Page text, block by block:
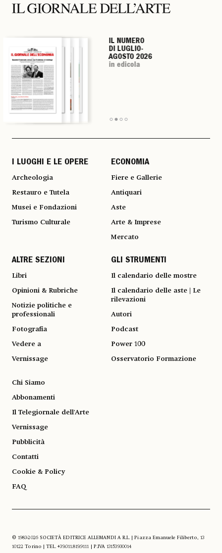
IL NUMERO
DI LUGLIO-
AGOSTO 2026
in edicola
IL NUMERO
DI LUGLIO-
AGOSTO 2026
in edicola
IL NUMERO
DI LUGLIO-
AGOSTO 2026
in edicola
IL NUMERO
DI LUGLIO-
AGOSTO 2026
in edicola
I LUOGHI E LE OPERE
Archeologia
Restauro e Tutela
Musei e Fondazioni
Turismo Culturale
ECONOMIA
Fiere e Gallerie
Antiquari
Aste
Arte & Imprese
Mercato
ALTRE SEZIONI
Libri
Opinioni & Rubriche
Notizie politiche e
professionali
Fotografia
Vedere a
Vernissage
GLI STRUMENTI
Il calendario delle mostre
Il calendario delle aste | Le
rilevazioni
Autori
Podcast
Power 100
Osservatorio Formazione
Chi Siamo
Abbonamenti
Il Telegiornale dell'Arte
Vernissage
Pubblicità
Contatti
Cookie & Policy
FAQ
© 1983-2026 SOCIETÀ EDITRICE ALLEMANDI A R.L. | Piazza Emanuele Filiberto, 13
10122 Torino | TEL. +39.011.819.9111 | P.IVA 13153930014